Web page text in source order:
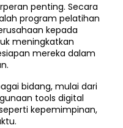
penting. Secara
program pelatihan
kepada
meningkatkan
mereka dalam
bidang, mulai dari
tools digital
kepemimpinan,